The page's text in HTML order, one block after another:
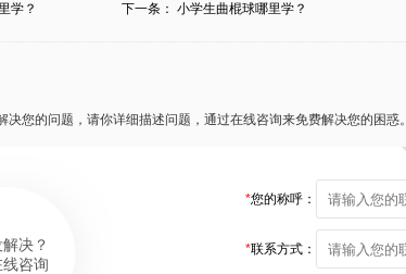
学？ 下一条： 小学生曲棍球哪里学？
决您的问题，请你详细描述问题，通过在线咨询来免费解决您的困惑。
决？
咨询
*您的称呼：
*联系方式：